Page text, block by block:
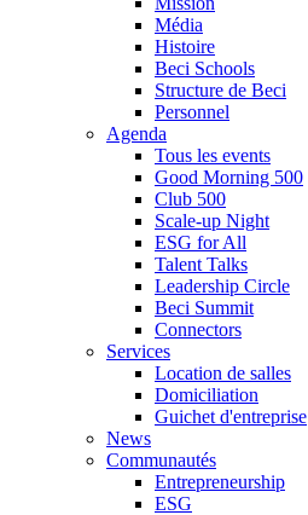
Média
Histoire
Beci Schools
Structure de Beci
Personnel
Agenda
Tous les events
Good Morning 500
Club 500
Scale-up Night
ESG for All
Talent Talks
Leadership Circle
Beci Summit
Connectors
Services
Location de salles
Domiciliation
Guichet d'entreprise
News
Communautés
Entrepreneurship
ESG